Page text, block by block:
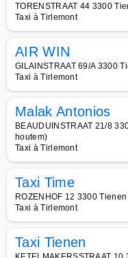
TORENSTRAAT 44 3300
Taxi à Tirlemont
AIR WIN
GILAINSTRAAT 69/A 3300
Taxi à Tirlemont
Malak Antonios
BEAUDUINSTRAAT 21/8
houtem)
Taxi à Tirlemont
Taxi Time
ROZENHOF 12 3300
Taxi à Tirlemont
Taxi Tienen